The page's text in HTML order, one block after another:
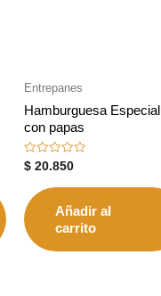
Entrepanes
Hamburguesa Especial
con papas
Valorado
con
de
5
$20.850
Añadir al
carrito